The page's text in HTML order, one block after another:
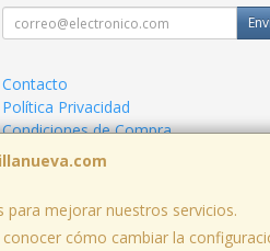
mejorar nuestros servicios.
cómo cambiar la
Contacto
Política Privacidad
Condiciones de Compra
, , , ,